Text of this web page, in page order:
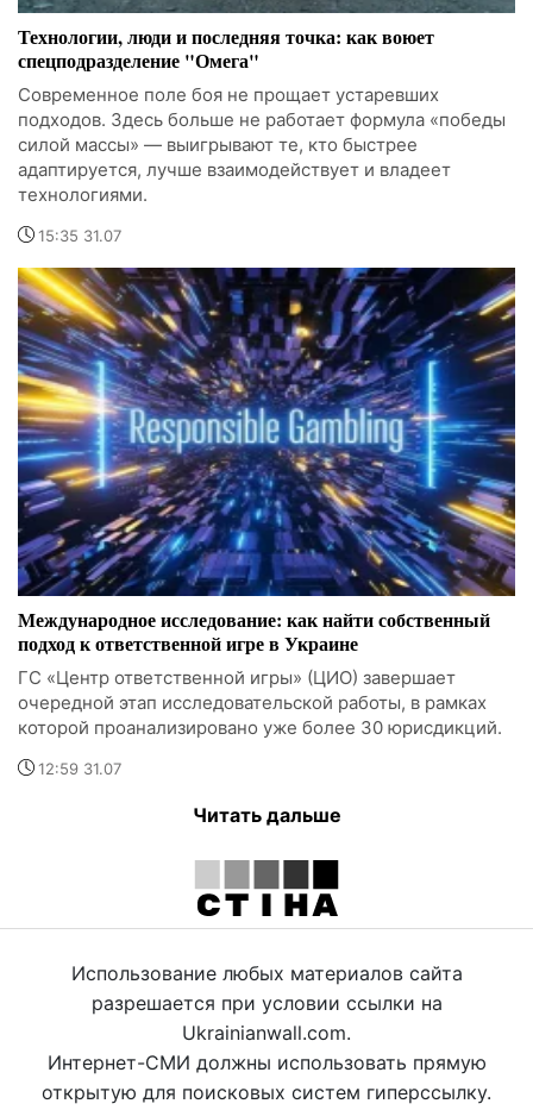
Технологии, люди и последняя точка: как воюет
спецподразделение "Омега"
Современное поле боя не прощает устаревших
подходов. Здесь больше не работает формула «победы
силой массы» — выигрывают те, кто быстрее
адаптируется, лучше взаимодействует и владеет
технологиями.
15:35 31.07
Международное исследование: как найти собственный
подход к ответственной игре в Украине
ГС «Центр ответственной игры» (ЦИО) завершает
очередной этап исследовательской работы, в рамках
которой проанализировано уже более 30 юрисдикций.
12:59 31.07
Читать дальше
Использование любых материалов сайта
разрешается при условии ссылки на
Ukrainianwall.com.
Интернет-СМИ должны использовать прямую
открытую для поисковых систем гиперссылку.